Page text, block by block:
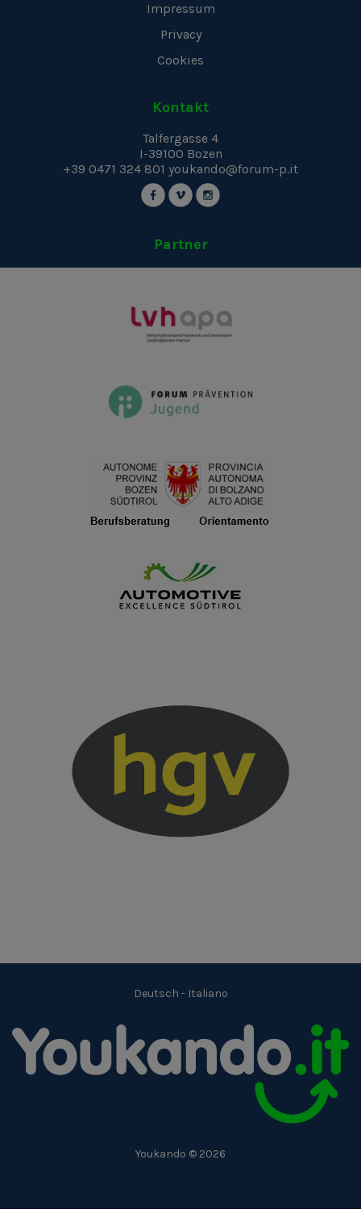
Impressum
Privacy
Cookies
Kontakt
Talfergasse 4
I-39100 Bozen
+39 0471 324 801 youkando@forum-p.it
Partner
Deutsch - Italiano
Youkando © 2026